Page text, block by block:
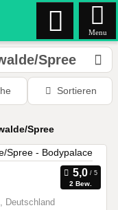
Menu
Spree
Sortieren
Spree
2 Bew.
Deutschland